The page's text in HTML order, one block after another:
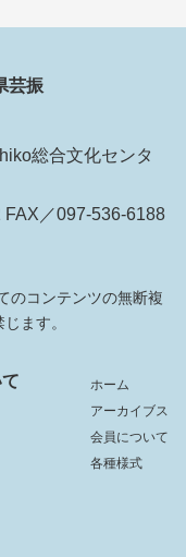
芸振
総合文化センタ
／097-536-6188
のコンテンツの無断複
ます。
ホーム
アーカイブス
会員について
各種様式